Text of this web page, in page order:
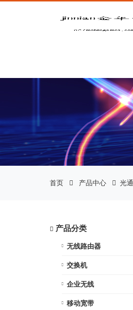
金年会|金年
首页 产品中心 光
产品分类
无线路由器
交换机
企业无线
移动宽带